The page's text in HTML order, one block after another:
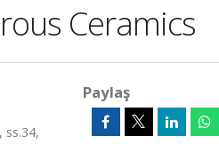
Ceramics
ss.34,
Paylaş